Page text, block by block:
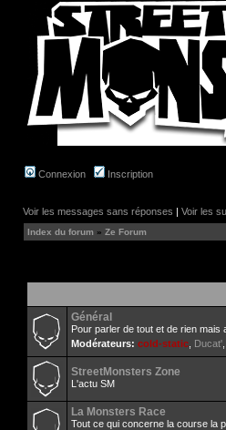
Connexion Inscription
Voir les messages sans réponses | Voir les
Index du forum » Ze Forum
Général
Pour parler de tout et de rien mais
Modérateurs: cold-static Ducat'
StreetMonsters Zone
L'actu SM
La Monsters Race
Tout ce qui concerne la course la